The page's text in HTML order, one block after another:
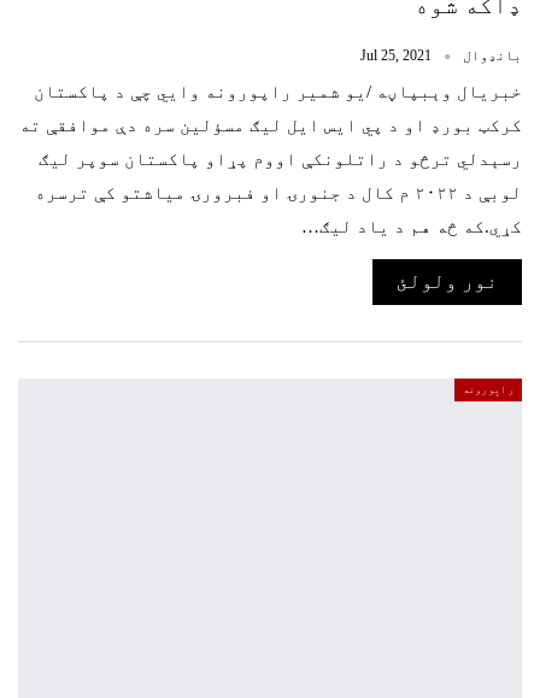
بانډوال Jul 25, 2021
خبریال وېبپاڼه /یو شمیر راپورونه وايي چې د پاکستان
کرکټ بورډ او د پي ايس ايل ليګ مسؤلين سره دې موافقې ته
رسېدلي ترڅو د راتلونکې اووم پړاو پاکستان سوپر ليګ
لوبې د ۲۰۲۲ م کال د جنورۍ او فبرورۍ مياشتو کې ترسره
کړي.که څه هم د ياد ليګ…
نور ولولئ
راپورونه